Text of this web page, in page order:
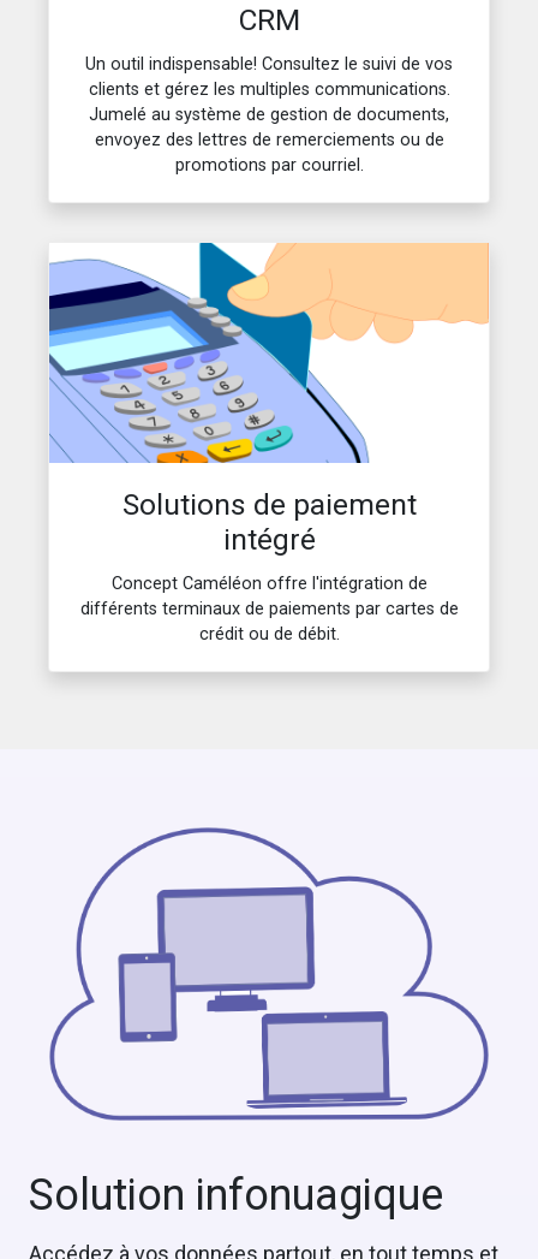
CRM
Un outil indispensable! Consultez le suivi de vos
clients et gérez les multiples communications.
Jumelé au système de gestion de documents,
envoyez des lettres de remerciements ou de
promotions par courriel.
Solutions de paiement
intégré
Concept Caméléon offre l'intégration de
différents terminaux de paiements par cartes de
crédit ou de débit.
Solution infonuagique
Accédez à vos données partout, en tout temps et